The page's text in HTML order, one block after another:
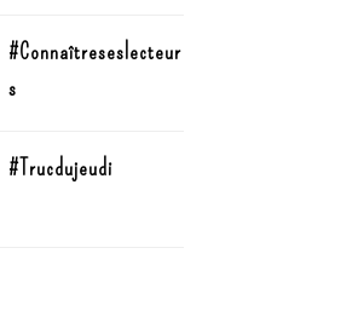
#Connaîtreseslecteur
s
#Trucdujeudi